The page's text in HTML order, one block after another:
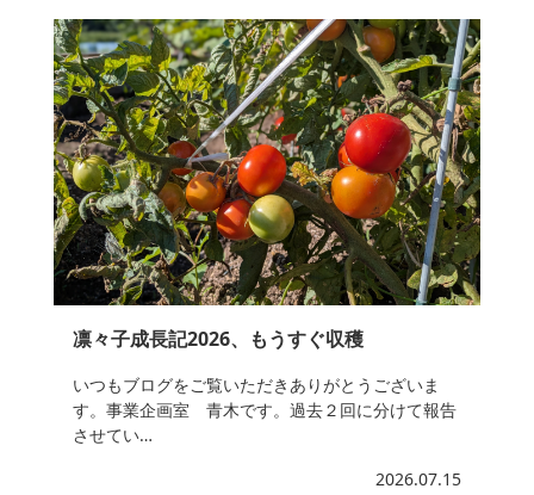
凛々子成長記2026、もうすぐ収穫
いつもブログをご覧いただきありがとうございま
す。事業企画室 青木です。過去２回に分けて報告
させてい…
2026.07.15